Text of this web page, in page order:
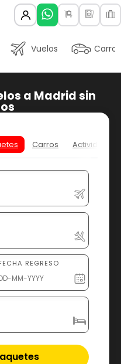
Vuelos Carros
a Madrid sin
Carros Actividades
REGRESO